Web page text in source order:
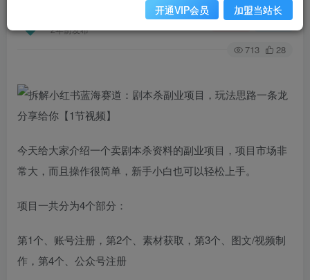
2年前发布
关注 私信
713 28
今天给大家介绍一个卖剧本杀资料的副业项目，项目市场非
常大，而且操作很简单，新手小白也可以轻松上手。
项目一共分为4个部分：
第1个、账号注册，第2个、素材获取，第3个、图文/视频制
作，第4个、公众号注册
开通VIP会员 加盟当站长